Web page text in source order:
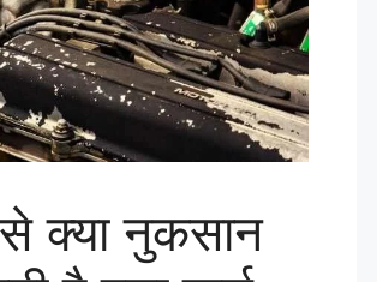
क्या नुकसान